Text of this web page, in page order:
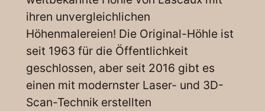
ihren unvergleichlichen
Höhenmalereien! Die Original-Höhle ist
seit 1963 für die Öffentlichkeit
geschlossen, aber seit 2016 gibt es
einen mit modernster Laser- und 3D-
Scan-Technik erstellten